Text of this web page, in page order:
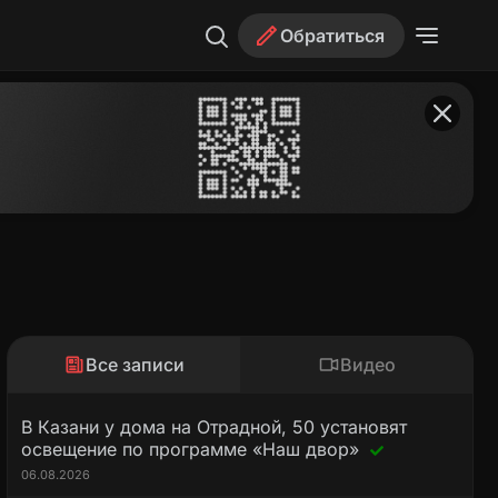
Обратиться
Все записи Видео
В Казани у дома на Отрадной, 50 установят
освещение по программе «Наш двор»
06.08.2026